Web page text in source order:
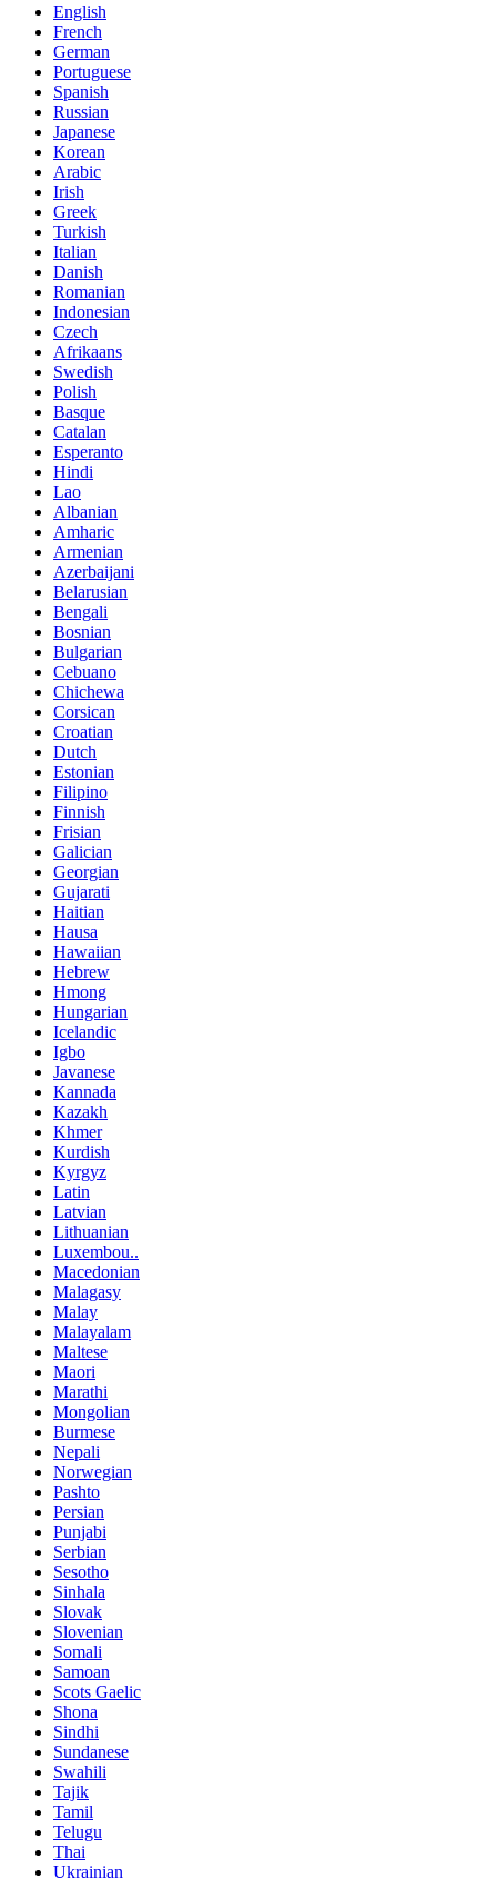
English
French
German
Portuguese
Spanish
Russian
Japanese
Korean
Arabic
Irish
Greek
Turkish
Italian
Danish
Romanian
Indonesian
Czech
Afrikaans
Swedish
Polish
Basque
Catalan
Esperanto
Hindi
Lao
Albanian
Amharic
Armenian
Azerbaijani
Belarusian
Bengali
Bosnian
Bulgarian
Cebuano
Chichewa
Corsican
Croatian
Dutch
Estonian
Filipino
Finnish
Frisian
Galician
Georgian
Gujarati
Haitian
Hausa
Hawaiian
Hebrew
Hmong
Hungarian
Icelandic
Igbo
Javanese
Kannada
Kazakh
Khmer
Kurdish
Kyrgyz
Latin
Latvian
Lithuanian
Luxembou..
Macedonian
Malagasy
Malay
Malayalam
Maltese
Maori
Marathi
Mongolian
Burmese
Nepali
Norwegian
Pashto
Persian
Punjabi
Serbian
Sesotho
Sinhala
Slovak
Slovenian
Somali
Samoan
Scots Gaelic
Shona
Sindhi
Sundanese
Swahili
Tajik
Tamil
Telugu
Thai
Ukrainian